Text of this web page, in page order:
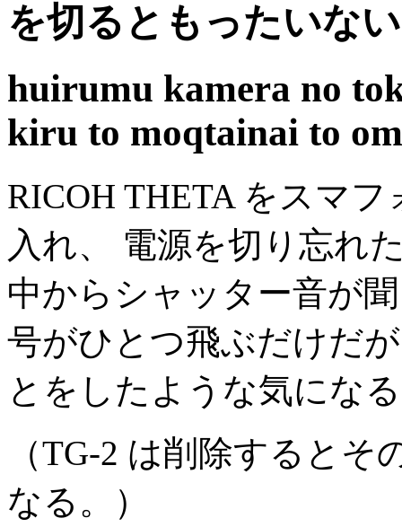
を切るともったいな
huirumu kamera no
kiru to moqtainai to
RICOH THETA をスマ
入れ、 電源を切り忘れ
中からシャッター音が
号がひとつ飛ぶだけだ
とをしたような気にな
（TG-2 は削除すると
なる。）